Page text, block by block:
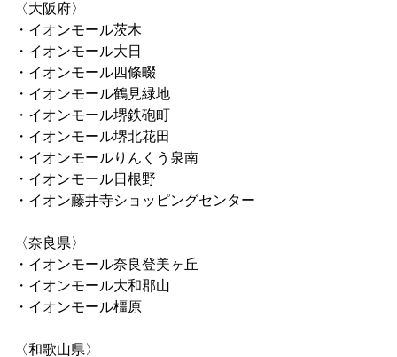
〈大阪府〉
・イオンモール茨木
・イオンモール大日
・イオンモール四條畷
・イオンモール鶴見緑地
・イオンモール堺鉄砲町
・イオンモール堺北花田
・イオンモールりんくう泉南
・イオンモール日根野
・イオン藤井寺ショッピングセンター
〈奈良県〉
・イオンモール奈良登美ヶ丘
・イオンモール大和郡山
・イオンモール橿原
〈和歌山県〉